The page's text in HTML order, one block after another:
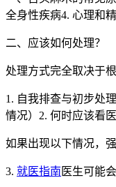
全身性疾病4. 心理和
二、应该如何处理？
处理方式完全取决于
1. 自我排查与初步处
情况）2. 何时应该看医
如果出现以下情况，
3. 就医指南 医生可能